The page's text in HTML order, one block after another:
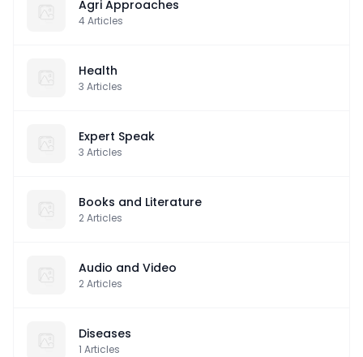
Agri Approaches
4Articles
Health
3 Articles
Expert Speak
3 Articles
Books and Literature
2Articles
Audio and Video
2Articles
Diseases
1 Articles